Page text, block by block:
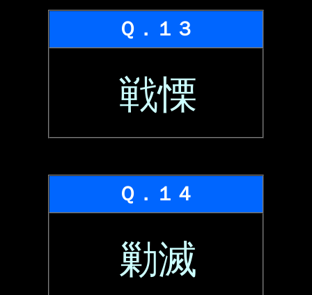
Ｑ．１３
戦慄
Ｑ．１４
勦滅